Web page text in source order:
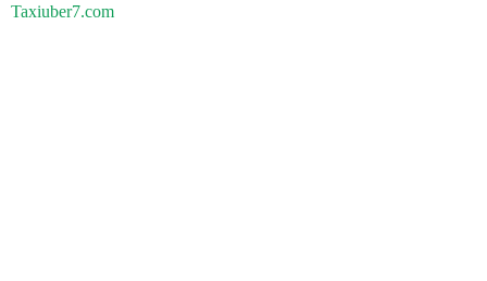
Taxiuber7.com